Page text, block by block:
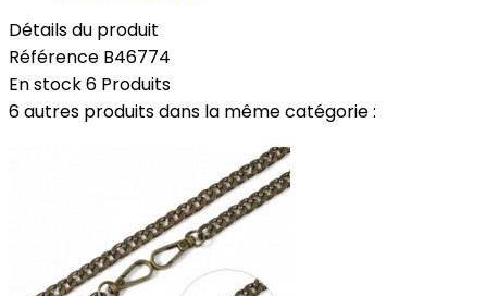
Détails du produit
Référence B46774
En stock6 Produits
6 autres produits dans la même catégorie :